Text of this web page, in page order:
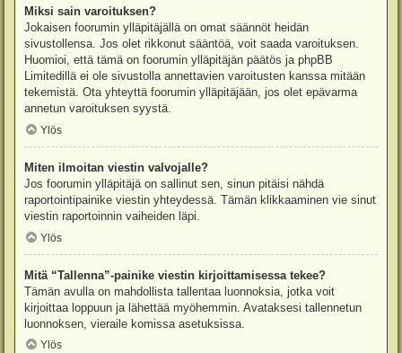
Miksi sain varoituksen?
Jokaisen foorumin ylläpitäjällä on omat säännöt heidän
sivustollensa. Jos olet rikkonut sääntöä, voit saada varoituksen.
Huomioi, että tämä on foorumin ylläpitäjän päätös ja phpBB
Limitedillä ei ole sivustolla annettavien varoitusten kanssa mitään
tekemistä. Ota yhteyttä foorumin ylläpitäjään, jos olet epävarma
annetun varoituksen syystä.
Ylös
Miten ilmoitan viestin valvojalle?
Jos foorumin ylläpitäjä on sallinut sen, sinun pitäisi nähdä
raportointipainike viestin yhteydessä. Tämän klikkaaminen vie sinut
viestin raportoinnin vaiheiden läpi.
Ylös
Mitä “Tallenna”-painike viestin kirjoittamisessa tekee?
Tämän avulla on mahdollista tallentaa luonnoksia, jotka voit
kirjoittaa loppuun ja lähettää myöhemmin. Avataksesi tallennetun
luonnoksen, vieraile komissa asetuksissa.
Ylös